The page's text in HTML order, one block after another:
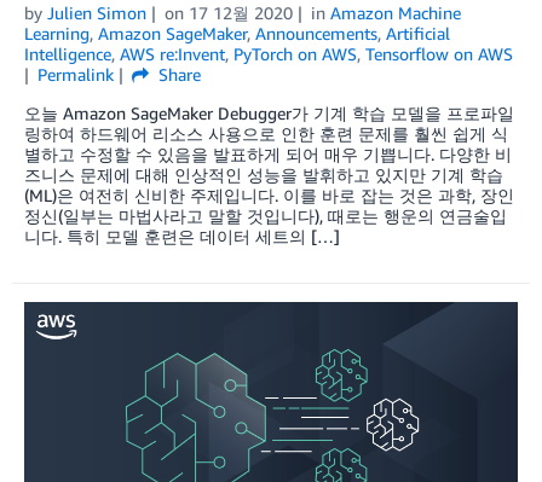
by Julien Simon on 17 12월 2020 in Amazon Machine
Learning, Amazon SageMaker, Announcements, Artificial
Intelligence, AWS re:Invent, PyTorch on AWS, Tensorflow on AWS
Permalink
Share
오늘 Amazon SageMaker Debugger가 기계 학습 모델을 프로파일
링하여 하드웨어 리소스 사용으로 인한 훈련 문제를 훨씬 쉽게 식
별하고 수정할 수 있음을 발표하게 되어 매우 기쁩니다. 다양한 비
즈니스 문제에 대해 인상적인 성능을 발휘하고 있지만 기계 학습
(ML)은 여전히 신비한 주제입니다. 이를 바로 잡는 것은 과학, 장인
정신(일부는 마법사라고 말할 것입니다), 때로는 행운의 연금술입
니다. 특히 모델 훈련은 데이터 세트의 […]